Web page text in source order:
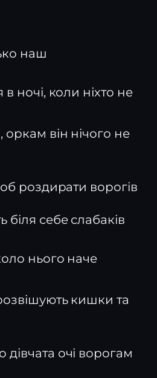
наш
в ночі, коли ніхто не
оркам він нічого не
роздирати ворогів
себе слабаків
нього наче
кишки та
очі ворогам